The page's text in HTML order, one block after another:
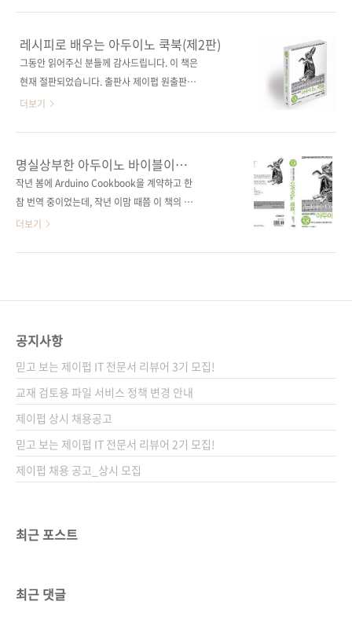
to 시리얼 업로더 (5명)) # 당첨자 발표 : 6월 첫
# 응모 방법 : 제이펍 페이스북 페이지의 ‘좋아
요’를 누른다(이미 게시물을 받고 계신 분들은
Pass!) 구매 ..
것들이 많아짐에 따라서 다양한 독자의 요구를
수용하는 책을 필요하다는 목소리를 수렴하다
보니 이런 바이블과 같은 책이 등장하게 되었습
요? 답은 '상상하기 나름'이 아닐까 싶습니다. 생
각보다 많은 기능을 담을 수 있고 그 기능을 응용
들까지 만들 수 있는 시대가 도래했습니다. 그 중
심에는 아두이노와 같은 오픈 소스 하드웨어가
있습니다. 무엇을 만들까에 대한 상상이 곁들여
지면 이제 생각..
레시피로 배우는 아두이노 쿡북(제2판)
그동안 읽어주신 분들께 감사드립니다. 이 책은
현재 절판되었습니다. 출판사 제이펍 원출판사
O'Reilly 원서명 Arduino Cookbook(2nd
순백 출판일 2012년 9월 12일 페이지 888쪽 판
형 4*6배판 변형(188*245) 반양장(Soft
Cover) 정 가 38,000원 ISBN 978-89-94506-
통신 / 센서 / 아두이노 1.0 / 전자회로 / 로봇 /
LED 분 야 하드웨어 / 마이크로 컴퓨터 관련 사
더보기
명실상부한 아두이노 바이블이
출간됩니다!
작년 봄에 Arduino Cookbook을 계약하고 한
참 번역 중이었는데, 작년 이맘 때쯤 이 책의 개
정판 소식을 전해들었습니다. 저희는 잠시 맨붕
추가 비용 없이 해주겠다는 연락을 받았습니다.
Margolis (Mar 31, 2011) 2판: Arduino
Cookbook by Michael Margolis (Dec 30,
2011) 그런데 이번에는 번역이 문제였습니다.
역자이신 윤순백 님은 이미 1판 번역..
더보기
공지사항
믿고 보는 제이펍 IT 전문서 리뷰어 3기 모집!
교재 검토용 파일 서비스 정책 변경 안내
제이펍 상시 채용공고
믿고 보는 제이펍 IT 전문서 리뷰어 2기 모집!
제이펍 채용 공고_상시 모집
최근 포스트
최근 댓글